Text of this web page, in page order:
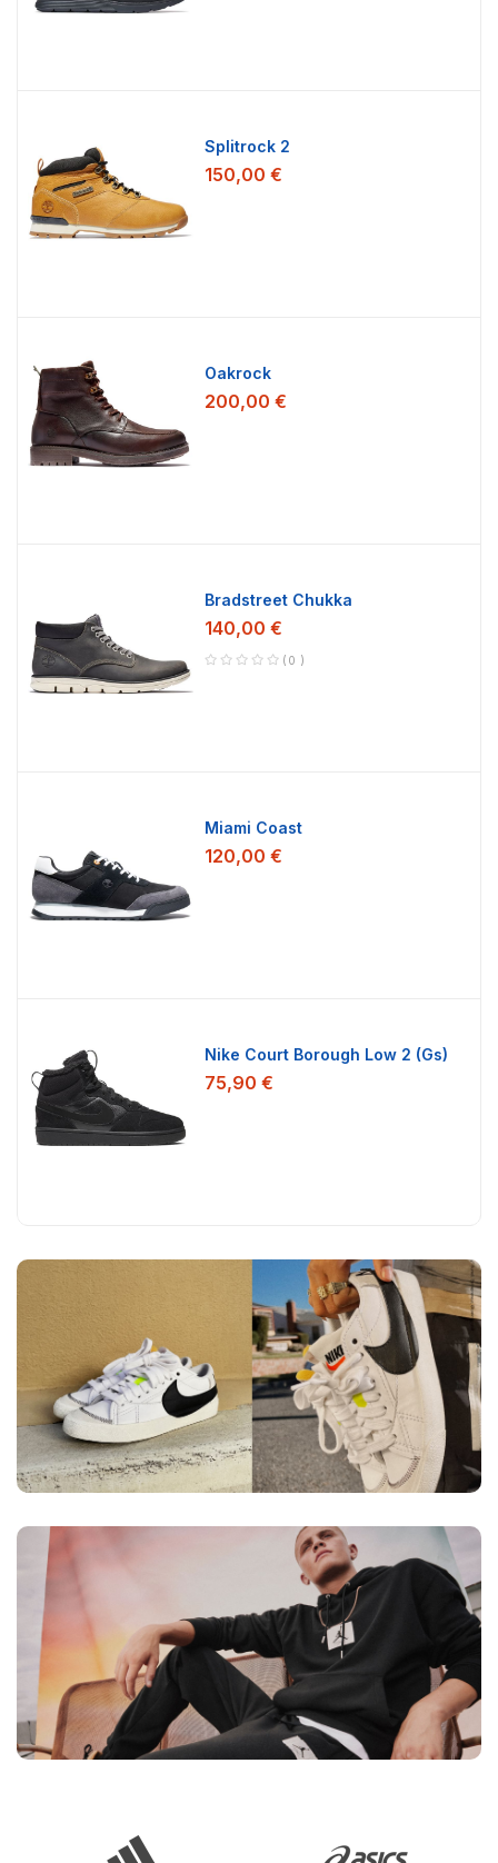
Splitrock 2
150,00 €
Oakrock
200,00 €
Bradstreet Chukka
140,00 €
0
Miami Coast
120,00 €
Nike Court Borough Low 2 (Gs)
75,90 €